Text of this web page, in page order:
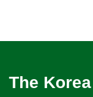
The